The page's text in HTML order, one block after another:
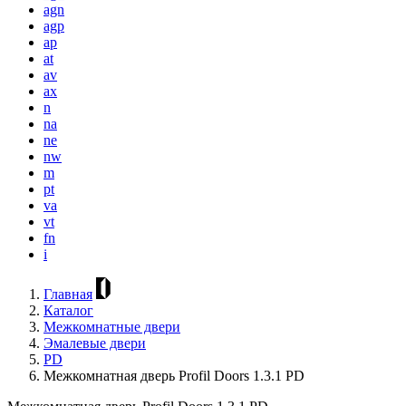
agn
agp
ap
at
av
ax
n
na
ne
nw
m
pt
va
vt
fn
i
Главная
Каталог
Межкомнатные двери
Эмалевые двери
PD
Межкомнатная дверь Profil Doors 1.3.1 PD